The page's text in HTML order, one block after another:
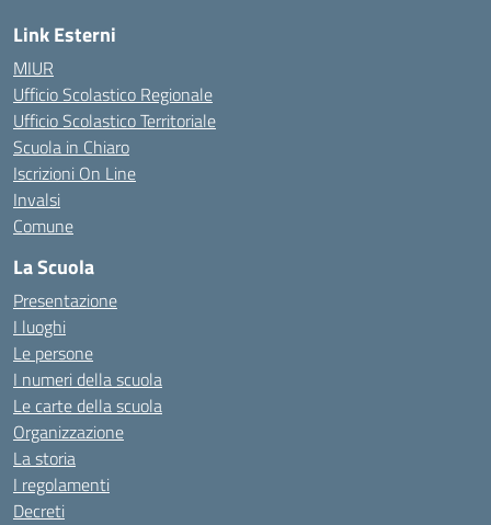
Link Esterni
MIUR
Ufficio Scolastico Regionale
Ufficio Scolastico Territoriale
Scuola in Chiaro
Iscrizioni On Line
Invalsi
Comune
La Scuola
Presentazione
I luoghi
Le persone
I numeri della scuola
Le carte della scuola
Organizzazione
La storia
I regolamenti
Decreti